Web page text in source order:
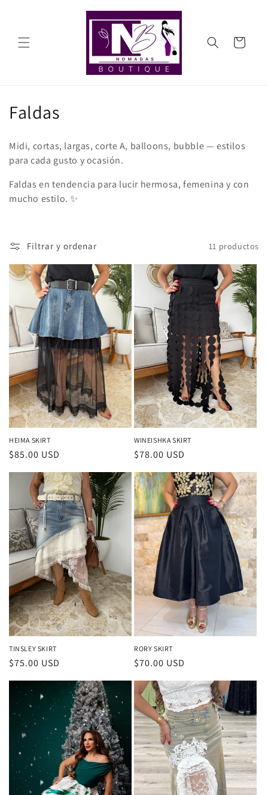
Carrito
C
l
e
c
i
ó
n
:
Faldas
Midi, cortas, largas, corte A, balloons, bubble — estilos
para cada gusto y ocasión.
Faldas en tendencia para lucir hermosa, femenina y con
mucho estilo. ✨
Filtrar y ordenar 11 productos
HEIMA SKIRT
Precio
habitual
$85.00 USD
WINEISHKA SKIRT
Precio
habitual
$78.00 USD
TINSLEY SKIRT
Precio
$75.00 USD
RORY SKIRT
Precio
$70.00 USD